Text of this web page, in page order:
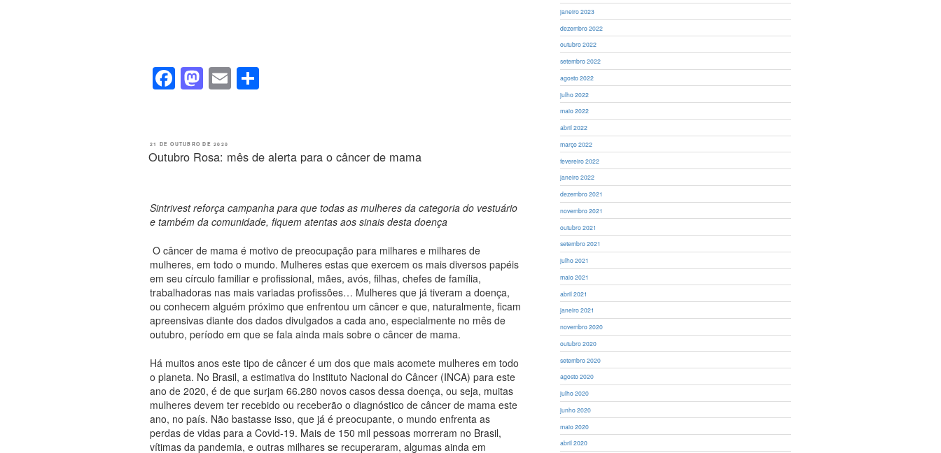
F
a
e
b
o
k
M
a
o
d
n
E
m
PUBLICADO
21 DE OUTUBRO DE 2020
Outubro Rosa: mês de alerta para o câncer de mama
Sintrivest reforça campanha para que todas as mulheres da categoria do vestuário
e também da comunidade, fiquem atentas aos sinais desta doença
O câncer de mama é motivo de preocupação para milhares e milhares de
mulheres, em todo o mundo. Mulheres estas que exercem os mais diversos papéis
em seu círculo familiar e profissional, mães, avós, filhas, chefes de família,
trabalhadoras nas mais variadas profissões… Mulheres que já tiveram a doença,
ou conhecem alguém próximo que enfrentou um câncer e que, naturalmente, ficam
apreensivas diante dos dados divulgados a cada ano, especialmente no mês de
outubro, período em que se fala ainda mais sobre o câncer de mama.
Há muitos anos este tipo de câncer é um dos que mais acomete mulheres em todo
o planeta. No Brasil, a estimativa do Instituto Nacional do Câncer (INCA) para este
ano de 2020, é de que surjam 66.280 novos casos dessa doença, ou seja, muitas
mulheres devem ter recebido ou receberão o diagnóstico de câncer de mama este
ano, no país. Não bastasse isso, que já é preocupante, o mundo enfrenta as
perdas de vidas para a Covid-19. Mais de 150 mil pessoas morreram no Brasil,
vítimas da pandemia, e outras milhares se recuperaram, algumas ainda em
janeiro 2023
dezembro 2022
outubro 2022
setembro 2022
agosto 2022
julho 2022
maio 2022
abril 2022
março 2022
fevereiro 2022
janeiro 2022
dezembro 2021
novembro 2021
outubro 2021
setembro 2021
julho 2021
maio 2021
abril 2021
janeiro 2021
novembro 2020
outubro 2020
setembro 2020
agosto 2020
julho 2020
junho 2020
maio 2020
abril 2020